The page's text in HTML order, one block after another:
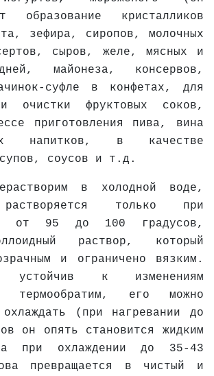
образование кристалликов
зефира, сиропов, молочных
сыров, желе, мясных и
майонеза, консервов,
суфле в конфетах, для
очистки фруктовых соков,
приготовления пива, вина
напитков, в качестве
супов, соусов и т.д.
в холодной воде,
только при
от 95 до 100 градусов,
раствор, который
и ограничено вязким.
к изменениям
термообратим, его можно
(при нагревании до
он опять становится жидким
а при охлаждении до 35-43
превращается в чистый и